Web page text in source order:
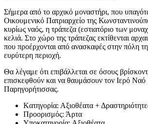
Σήμερα από το αρχικό μοναστήρι, που
Οικουμενικό Πατριαρχείο της
κυρίως ναός, η τράπεζα (εστιατόριο των
κελιά. Στο χώρο της τράπεζας εκτίθενται
που προέρχονται από ανασκαφές στην πόλη
ευρύτερη περιοχή.
Θα λέγαμε ότι επιβάλλεται σε όσους
επισκεφθούν και να θαυμάσουν τον Ιερό Ναό
Παρηγορήτισσας.
Kατηγορία: Αξιοθέατα +
Προορισμός: Άρτα